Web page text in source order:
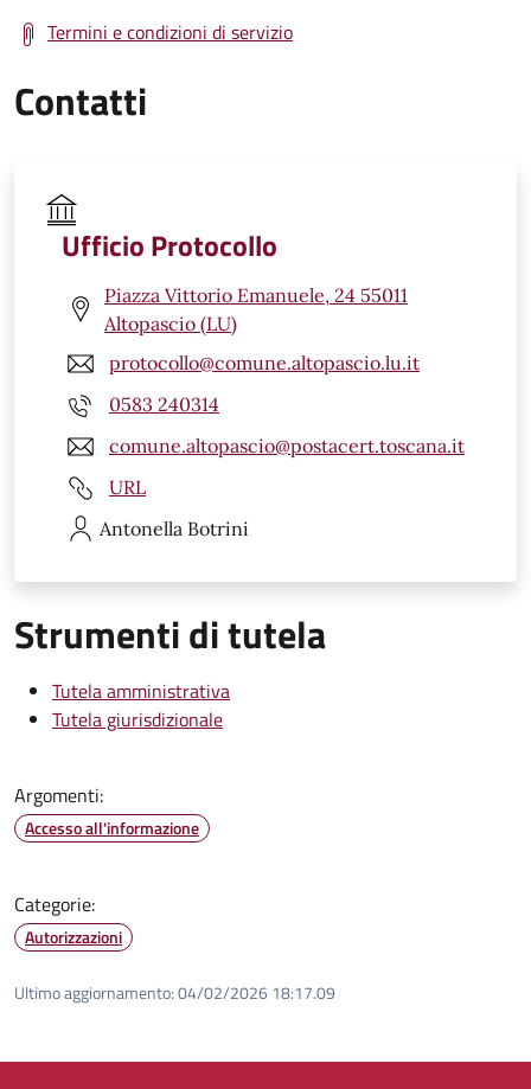
Termini e condizioni di servizio
Contatti
Ufficio Protocollo
Piazza Vittorio Emanuele, 24 55011
Altopascio (LU)
protocollo@comune.altopascio.lu.it
0583 240314
comune.altopascio@postacert.toscana.it
URL
Antonella Botrini
Strumenti di tutela
Tutela amministrativa
Tutela giurisdizionale
Argomenti:
Accesso all'informazione
Categorie:
Autorizzazioni
Ultimo aggiornamento:04/02/2026 18:17.09